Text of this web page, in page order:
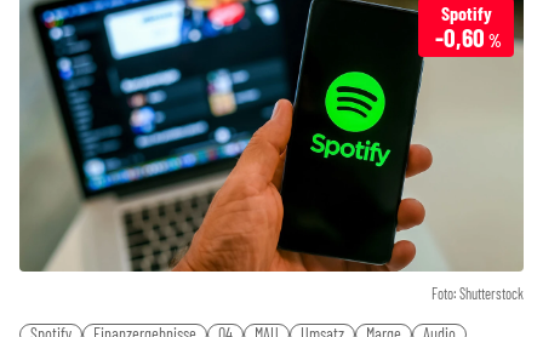
Foto: Shutterstock
Spotify
-0,60 %